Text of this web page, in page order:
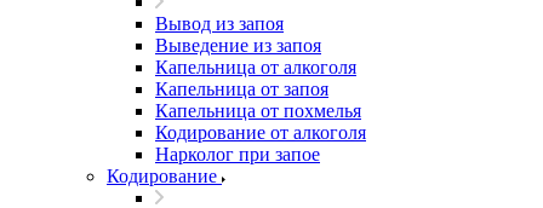
Вывод из запоя
Выведение из запоя
Капельница от алкоголя
Капельница от запоя
Капельница от похмелья
Кодирование от алкоголя
Нарколог при запое
Кодирование